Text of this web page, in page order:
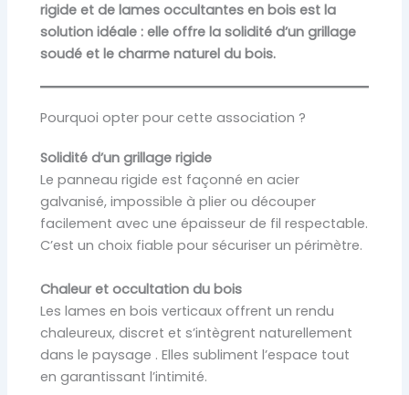
rigide et de lames occultantes en bois est la
solution idéale : elle offre la solidité d’un grillage
soudé et le charme naturel du bois.
Pourquoi opter pour cette association ?
Solidité d’un grillage rigide
Le panneau rigide est façonné en acier
galvanisé, impossible à plier ou découper
facilement avec une épaisseur de fil respectable.
C’est un choix fiable pour sécuriser un périmètre.
Chaleur et occultation du bois
Les lames en bois verticaux offrent un rendu
chaleureux, discret et s’intègrent naturellement
dans le paysage . Elles subliment l’espace tout
en garantissant l’intimité.